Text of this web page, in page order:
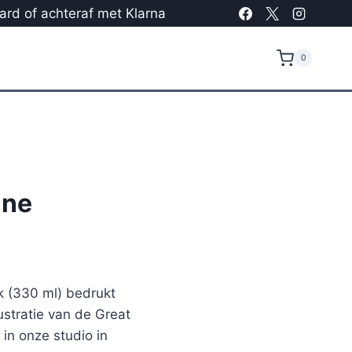
of achteraf met Klarna
0
(330 ml) bedrukt
van de Great
onze studio in